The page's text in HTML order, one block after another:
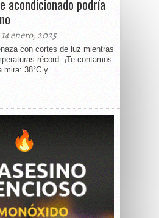
acondicionado podría
enero, 2025
con cortes de luz mientras
récord. ¡Te contamos
mira: 38°C y...